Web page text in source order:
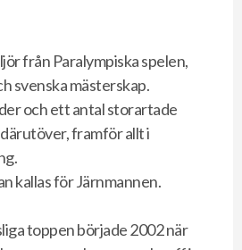
från Paralympiska spelen,
svenska mästerskap.
och ett antal storartade
framför allt i
kallas för Järnmannen.
toppen började 2002 när